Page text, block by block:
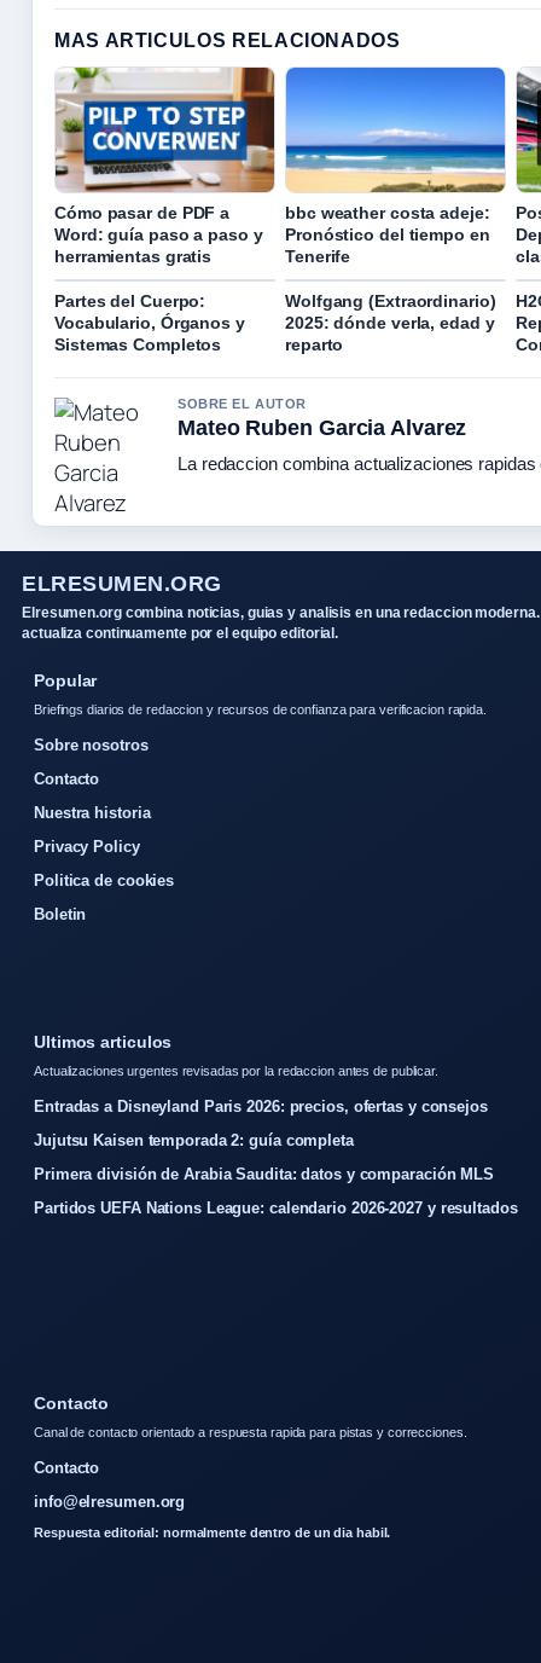
MAS ARTICULOS RELACIONADOS
Cómo pasar de PDF a
Word: guía paso a paso y
herramientas gratis
bbc weather costa adeje:
Pronóstico del tiempo en
Tenerife
Partes del Cuerpo:
Vocabulario, Órganos y
Sistemas Completos
Wolfgang (Extraordinario)
2025: dónde verla, edad y
reparto
SOBRE EL AUTOR
Mateo Ruben Garcia Alvarez
La redaccion combina actualizaciones
ELRESUMEN.ORG
Elresumen.org combina noticias, guias y analisis en una redaccion moderna.
actualiza continuamente por el equipo editorial.
Popular
Briefings diarios de redaccion y recursos de confianza para verificacion rapida.
Sobre nosotros
Contacto
Nuestra historia
Privacy Policy
Politica de cookies
Boletin
Ultimos articulos
Actualizaciones urgentes revisadas por la redaccion antes de publicar.
Entradas a Disneyland Paris 2026: precios, ofertas y consejos
Jujutsu Kaisen temporada 2: guía completa
Primera división de Arabia Saudita: datos y comparación MLS
Partidos UEFA Nations League: calendario 2026-2027 y resultados
Contacto
Canal de contacto orientado a respuesta rapida para pistas y correcciones.
Contacto
info@elresumen.org
Respuesta editorial: normalmente dentro de un dia habil.